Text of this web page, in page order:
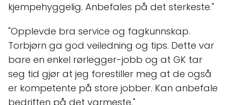
kjempehyggelig. Anbefales på det sterkeste."
"Opplevde bra service og fagkunnskap.
Torbjørn ga god veiledning og tips. Dette var
bare en enkel rørlegger-jobb og at GK tar
seg tid gjør at jeg forestiller meg at de også
er kompetente på store jobber. Kan anbefale
bedriften på det varmeste."